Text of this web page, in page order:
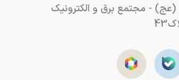
- مجتمع برق و الکترونیک